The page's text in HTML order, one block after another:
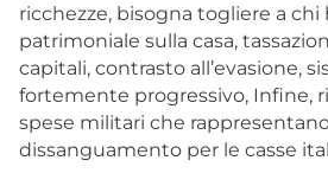
ricchezze, bisogna togliere a chi
patrimoniale sulla casa,
capitali, contrasto all’evasione,
fortemente progressivo, Infine,
spese militari che
dissanguamento per le casse